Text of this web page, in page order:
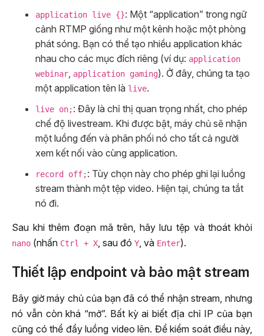
application live {}: Một “application” trong ngữ
cảnh RTMP giống như một kênh hoặc một phòng
phát sóng. Bạn có thể tạo nhiều application khác
nhau cho các mục đích riêng (ví dụ: application
webinar, application gaming). Ở đây, chúng ta tạo
một application tên là live.
live on;: Đây là chỉ thị quan trọng nhất, cho phép
chế độ livestream. Khi được bật, máy chủ sẽ nhận
một luồng đến và phân phối nó cho tất cả người
xem kết nối vào cùng application.
record off;: Tùy chọn này cho phép ghi lại luồng
stream thành một tệp video. Hiện tại, chúng ta tắt
nó đi.
Sau khi thêm đoạn mã trên, hãy lưu tệp và thoát khỏi
nano (nhấn Ctrl + X, sau đó Y, và Enter).
Thiết lập endpoint và bảo mật stream
Bây giờ máy chủ của bạn đã có thể nhận stream, nhưng
nó vẫn còn khá “mở”. Bất kỳ ai biết địa chỉ IP của bạn
cũng có thể đẩy luồng video lên. Để kiểm soát điều này,